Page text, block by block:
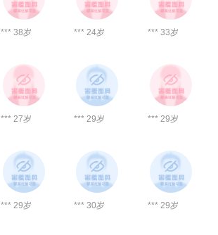
*** 38岁 *** 24岁 *** 33岁
*** 27岁 *** 29岁 *** 29岁
*** 29岁 *** 30岁 *** 29岁